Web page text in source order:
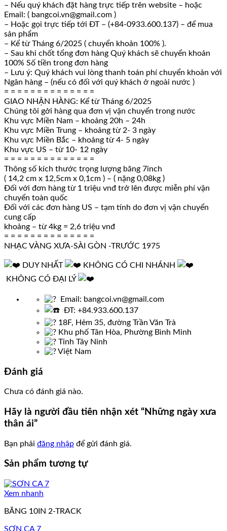
– Nếu quý khách đặt hàng trực tiếp trên website – hoặc
Email: ( bangcoi.vn@gmail.com )
– Hoặc gọi trực tiếp tới ĐT – (+84-0933.600.137) – để mua
sản phẩm
– Kể từ Tháng 6/2025 ( chuyển khoản 100% ).
– Sau khi chốt tổng đơn hàng Quý khách sẽ chuyển khoản
100% Số tiền trong đơn hàng
– Lưu ý: Quý khách vui lòng thanh toán phí chuyển khoản với
Ngân hàng – (nếu có đối với quý khách ở ngoài nước )
= = = = = = = = = = = = = =
GIAO NHẬN HÀNG: Kể từ Tháng 6/2025
Chúng tôi gởi hàng qua đơn vị vận chuyển trong nước
Khu vực Miền Nam – khoảng 20h – 24h
Khu vực Miền Trung – khoảng từ 2- 3 ngày
Khu vực Miền Bắc – khoảng từ 4- 5 ngày
Khu vực US – từ 10- 12 ngày
= = = = = = = = = = = = = =
Thông số kích thước trọng lượng băng 7inch
( 14,2 cm x 12,5cm x 0,1cm ) – ( nặng 0,08kg )
Đối với đơn hàng từ 1 triệu vnđ trở lên được miễn phí vận
chuyển toàn quốc
Đối với các đơn hàng US – tạm tính do đơn vị vận chuyển
cung cấp
khoảng – từ 4kg = 2,6 triệu vnđ
= = = = = = = = = = = = = =
NHẠC VÀNG XƯA-SÀI GÒN -TRƯỚC 1975
DUY NHẤT
KHÔNG CÓ CHI NHÁNH
KHÔNG CÓ ĐẠI LÝ
Email: bangcoi.vn@gmail.com
ĐT: +84.933.600.137
18F, Hẻm 35, đường Trần Văn Trà
Khu phố Tân Hòa, Phường Bình Minh
Tỉnh Tây Ninh
Việt Nam
Đánh giá
Chưa có đánh giá nào.
Hãy là người đầu tiên nhận xét “Những ngày xưa
thân ái”
Bạn phải đăng nhập để gửi đánh giá.
Sản phẩm tương tự
Xem nhanh
BĂNG 10IN 2-TRACK
SƠN CA 7